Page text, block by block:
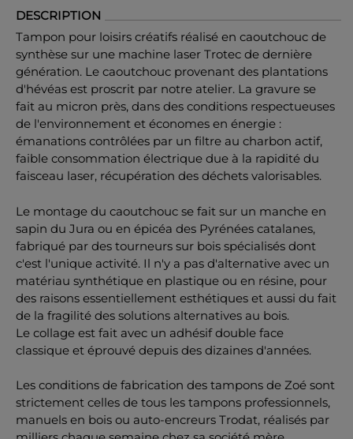
DESCRIPTION
Tampon pour loisirs créatifs réalisé en caoutchouc de
synthèse sur une machine laser Trotec de dernière
génération. Le caoutchouc provenant des plantations
d'hévéas est proscrit par notre atelier. La gravure se
fait au micron près, dans des conditions respectueuses
de l'environnement et économes en énergie :
émanations contrôlées par un filtre au charbon actif,
faible consommation électrique due à la rapidité du
faisceau laser, récupération des déchets valorisables.
Le montage du caoutchouc se fait sur un manche en
sapin du Jura ou en épicéa des Pyrénées catalanes,
fabriqué par des tourneurs sur bois spécialisés dont
c'est l'unique activité. Il n'y a pas d'alternative avec un
matériau synthétique en plastique ou en résine, pour
des raisons essentiellement esthétiques et aussi du fait
de la fragilité des solutions alternatives au bois.
Le collage est fait avec un adhésif double face
classique et éprouvé depuis des dizaines d'années.
Les conditions de fabrication des tampons de Zoé sont
strictement celles de tous les tampons professionnels,
manuels en bois ou auto-encreurs Trodat, réalisés par